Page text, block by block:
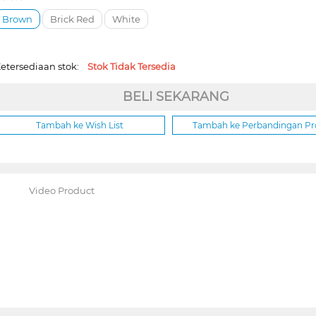
Brown
Brick Red White
stok:Stok Tidak Tersedia
BELI SEKARANG
Tambah ke Wish List Tambah ke Perbandingan
Video Product